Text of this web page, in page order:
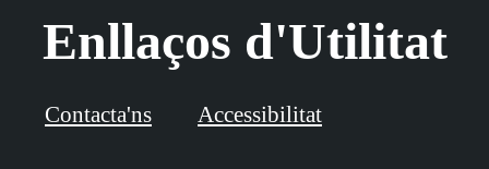
Enllaços d'Utilitat
Contacta'ns Accessibilitat